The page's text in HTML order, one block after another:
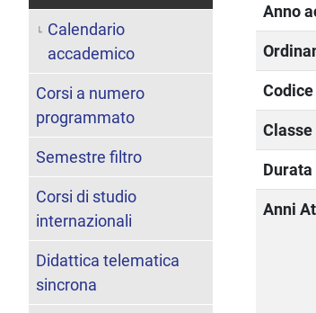
Anno
Classe
Durata
Anni
Calendario
accademico
Corsi a numero
programmato
Semestre filtro
Corsi di studio
internazionali
Didattica telematica
sincrona